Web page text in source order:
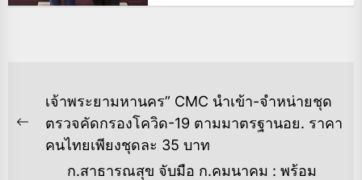
แนะแนว
เรื่อง
Previous
post:
เจ้าพระยามหานคร” CMC นำเข้า-จำหน่ายชุด
ตรวจคัดกรองโควิด-19 ตามมาตรฐานอย. ราคา
คนไทยเพียงชุดละ 35 บาท
ก.สาธารณสุข จับมือ ก.คมนาคม : พร้อม